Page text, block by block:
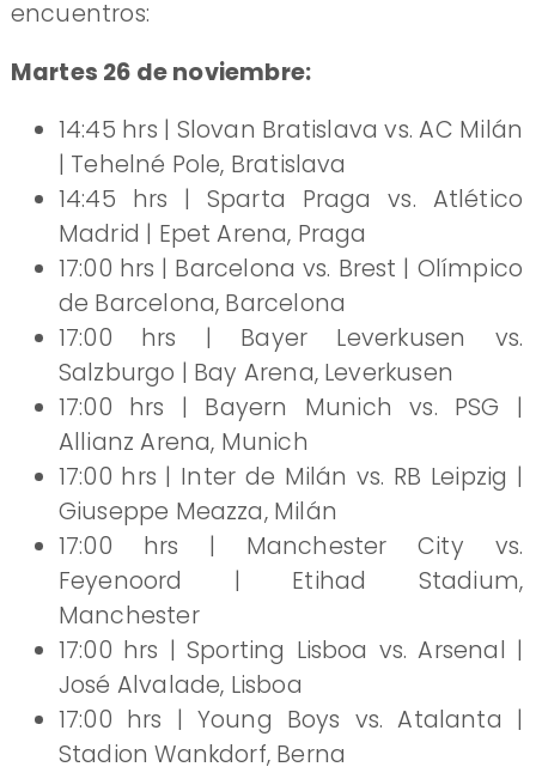
encuentros:
Martes 26 de noviembre:
14:45 hrs | Slovan Bratislava vs. AC Milán
| Tehelné Pole, Bratislava
14:45 hrs | Sparta Praga vs. Atlético
Madrid | Epet Arena, Praga
17:00 hrs | Barcelona vs. Brest | Olímpico
de Barcelona, Barcelona
17:00 hrs | Bayer Leverkusen vs.
Salzburgo | Bay Arena, Leverkusen
17:00 hrs | Bayern Munich vs. PSG |
Allianz Arena, Munich
17:00 hrs | Inter de Milán vs. RB Leipzig |
Giuseppe Meazza, Milán
17:00 hrs | Manchester City vs.
Feyenoord | Etihad Stadium,
Manchester
17:00 hrs | Sporting Lisboa vs. Arsenal |
José Alvalade, Lisboa
17:00 hrs | Young Boys vs. Atalanta |
Stadion Wankdorf, Berna